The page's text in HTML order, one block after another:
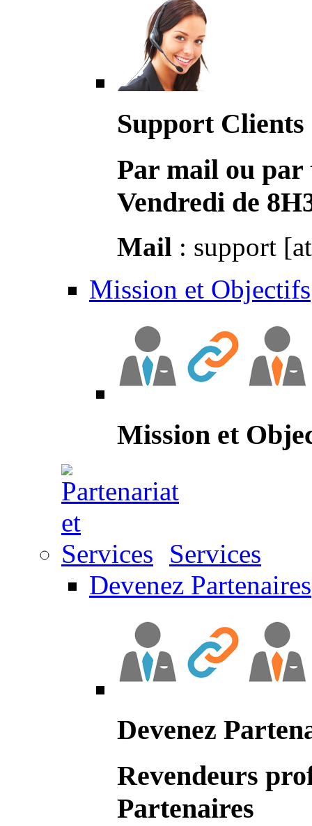
Support Clients
Par mail ou par
Vendredi de
Mail : support
Mission et Objectifs
Mission et
Services
Devenez Partenaires
Devenez
Revendeurs
Partenaires